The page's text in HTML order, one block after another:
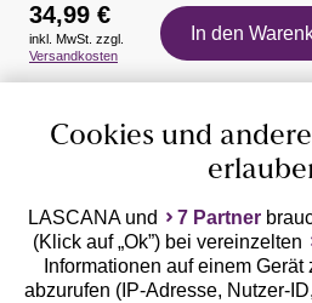
Auszeichnungen
Geprüfte Sicherheit
34,99 €
inkl. MwSt. zzgl.
Versandkosten
In den
Cookies und
LASCANA und 7 Partner
(Klick auf „Ok”) bei vereinzelten
Informationen auf einem
abzurufen (IP-Adresse, Nutzer-